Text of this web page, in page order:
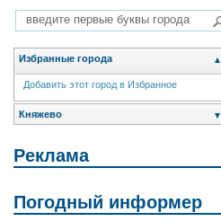
Избранные города ▲
Добавить этот город в Избранное
Княжево ▼
Реклама
Погодный информер